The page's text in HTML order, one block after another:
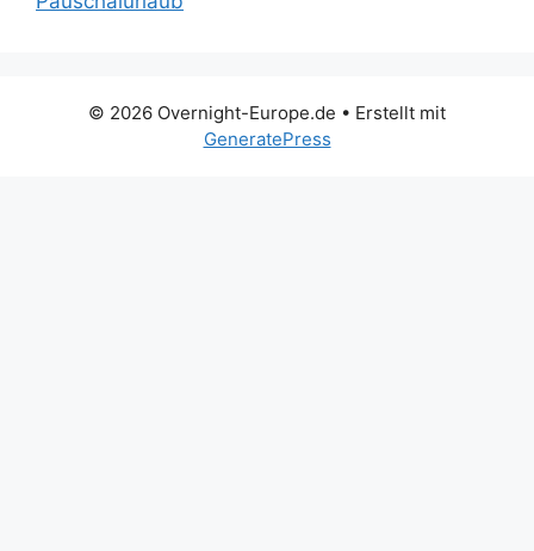
© 2026 Overnight-Europe.de • Erstellt mit
GeneratePress